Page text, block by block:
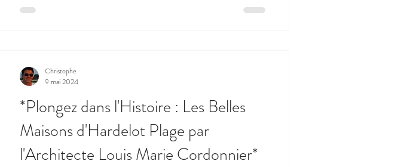
*Plongez dans l'Histoire : Les Belles
Maisons d'Hardelot Plage par
l'Architecte Louis Marie Cordonnier*
Christophe
9 mai 2024